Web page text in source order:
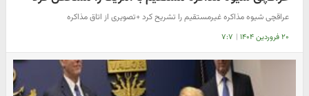
عراقچی شیوه مذاکره غیرمستقیم را تشریح کرد +تصویری از اتاق مذاکره
۲۰ فروردین ۱۴۰۴ | ۷:۷